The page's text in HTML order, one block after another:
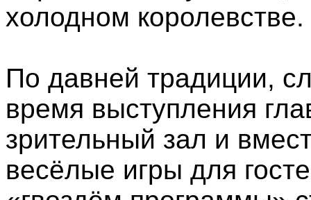
холодном королевстве.
По давней традиции,
время выступления
зрительный зал и
весёлые игры для